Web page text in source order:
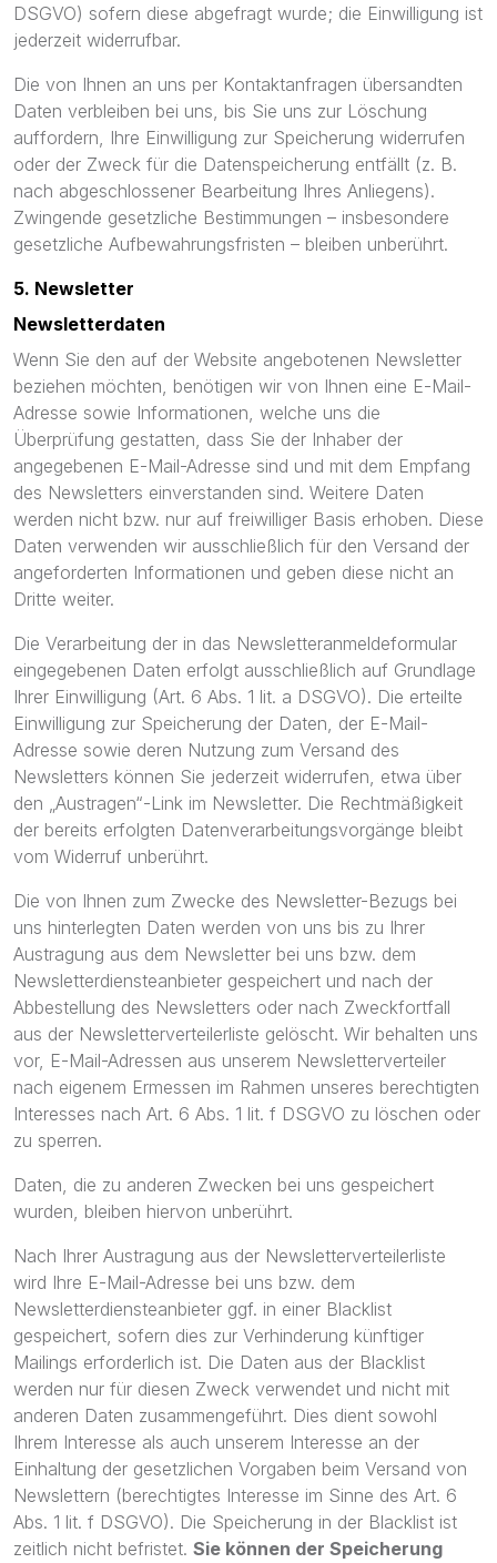
DSGVO) sofern diese abgefragt wurde; die Einwilligung ist
jederzeit widerrufbar.
Die von Ihnen an uns per Kontaktanfragen übersandten
Daten verbleiben bei uns, bis Sie uns zur Löschung
auffordern, Ihre Einwilligung zur Speicherung widerrufen
oder der Zweck für die Datenspeicherung entfällt (z. B.
nach abgeschlossener Bearbeitung Ihres Anliegens).
Zwingende gesetzliche Bestimmungen – insbesondere
gesetzliche Aufbewahrungsfristen – bleiben unberührt.
5. Newsletter
Newsletter­daten
Wenn Sie den auf der Website angebotenen Newsletter
beziehen möchten, benötigen wir von Ihnen eine E-Mail-
Adresse sowie Informationen, welche uns die
Überprüfung gestatten, dass Sie der Inhaber der
angegebenen E-Mail-Adresse sind und mit dem Empfang
des Newsletters einverstanden sind. Weitere Daten
werden nicht bzw. nur auf freiwilliger Basis erhoben. Diese
Daten verwenden wir ausschließlich für den Versand der
angeforderten Informationen und geben diese nicht an
Dritte weiter.
Die Verarbeitung der in das Newsletteranmeldeformular
eingegebenen Daten erfolgt ausschließlich auf Grundlage
Ihrer Einwilligung (Art. 6 Abs. 1 lit. a DSGVO). Die erteilte
Einwilligung zur Speicherung der Daten, der E-Mail-
Adresse sowie deren Nutzung zum Versand des
Newsletters können Sie jederzeit widerrufen, etwa über
den „Austragen“-Link im Newsletter. Die Rechtmäßigkeit
der bereits erfolgten Datenverarbeitungsvorgänge bleibt
vom Widerruf unberührt.
Die von Ihnen zum Zwecke des Newsletter-Bezugs bei
uns hinterlegten Daten werden von uns bis zu Ihrer
Austragung aus dem Newsletter bei uns bzw. dem
Newsletterdiensteanbieter gespeichert und nach der
Abbestellung des Newsletters oder nach Zweckfortfall
aus der Newsletterverteilerliste gelöscht. Wir behalten uns
vor, E-Mail-Adressen aus unserem Newsletterverteiler
nach eigenem Ermessen im Rahmen unseres berechtigten
Interesses nach Art. 6 Abs. 1 lit. f DSGVO zu löschen oder
zu sperren.
Daten, die zu anderen Zwecken bei uns gespeichert
wurden, bleiben hiervon unberührt.
Nach Ihrer Austragung aus der Newsletterverteilerliste
wird Ihre E-Mail-Adresse bei uns bzw. dem
Newsletterdiensteanbieter ggf. in einer Blacklist
gespeichert, sofern dies zur Verhinderung künftiger
Mailings erforderlich ist. Die Daten aus der Blacklist
werden nur für diesen Zweck verwendet und nicht mit
anderen Daten zusammengeführt. Dies dient sowohl
Ihrem Interesse als auch unserem Interesse an der
Einhaltung der gesetzlichen Vorgaben beim Versand von
Newslettern (berechtigtes Interesse im Sinne des Art. 6
Abs. 1 lit. f DSGVO). Die Speicherung in der Blacklist ist
zeitlich nicht befristet. Sie können der Speicherung